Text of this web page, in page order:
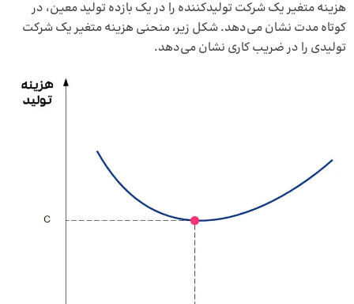
هزینه متغیر یک شرکت تولیدکننده را در یک بازده تولید معین، در
کوتاه مدت نشان می‌دهد. شکل زیر، منحنی هزینه متغیر یک شرکت
تولیدی را در ضریب کاری نشان می‌دهد.